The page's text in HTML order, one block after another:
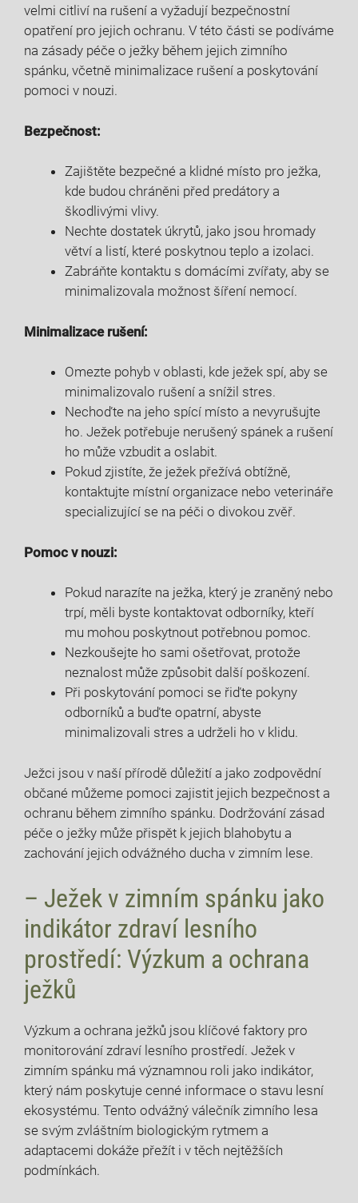
velmi citliví na rušení a vyžadují bezpečnostní
opatření pro jejich ochranu. V této části se podíváme
na zásady péče o ježky během jejich zimního
spánku, včetně minimalizace rušení a poskytování
pomoci v nouzi.
Bezpečnost:
Zajištěte bezpečné a klidné místo pro ježka,
kde budou chráněni před predátory a
škodlivými vlivy.
Nechte dostatek úkrytů, jako jsou hromady
větví a listí, které poskytnou teplo a izolaci.
Zabráňte kontaktu s domácími zvířaty, aby se
minimalizovala možnost šíření nemocí.
Minimalizace rušení:
Omezte pohyb v oblasti, kde ježek spí, aby se
minimalizovalo rušení a snížil stres.
Nechoďte na jeho spící místo a nevyrušujte
ho. Ježek potřebuje nerušený spánek a rušení
ho může vzbudit a oslabit.
Pokud zjistíte, že ježek přežívá obtížně,
kontaktujte místní organizace nebo veterináře
specializující se na péči o divokou zvěř.
Pomoc v nouzi:
Pokud narazíte na ježka, který je zraněný nebo
trpí, měli byste kontaktovat odborníky, kteří
mu mohou poskytnout potřebnou pomoc.
Nezkoušejte ho sami ošetřovat, protože
neznalost může způsobit další poškození.
Při poskytování pomoci se řiďte pokyny
odborníků a buďte opatrní, abyste
minimalizovali stres a udrželi ho v klidu.
Ježci jsou v naší přírodě důležití a jako zodpovědní
občané můžeme pomoci zajistit jejich bezpečnost a
ochranu během zimního spánku. Dodržování zásad
péče o ježky může přispět k jejich blahobytu a
zachování jejich odvážného ducha v zimním lese.
– Ježek v zimním spánku jako
indikátor zdraví lesního
prostředí: Výzkum a ochrana
ježků
Výzkum a ochrana ježků jsou klíčové faktory pro
monitorování zdraví lesního prostředí. Ježek v
zimním spánku má významnou roli jako indikátor,
který nám poskytuje cenné informace o stavu lesní
ekosystému. Tento odvážný válečník zimního lesa
se svým zvláštním biologickým rytmem a
adaptacemi dokáže přežít i v těch nejtěžších
podmínkách.